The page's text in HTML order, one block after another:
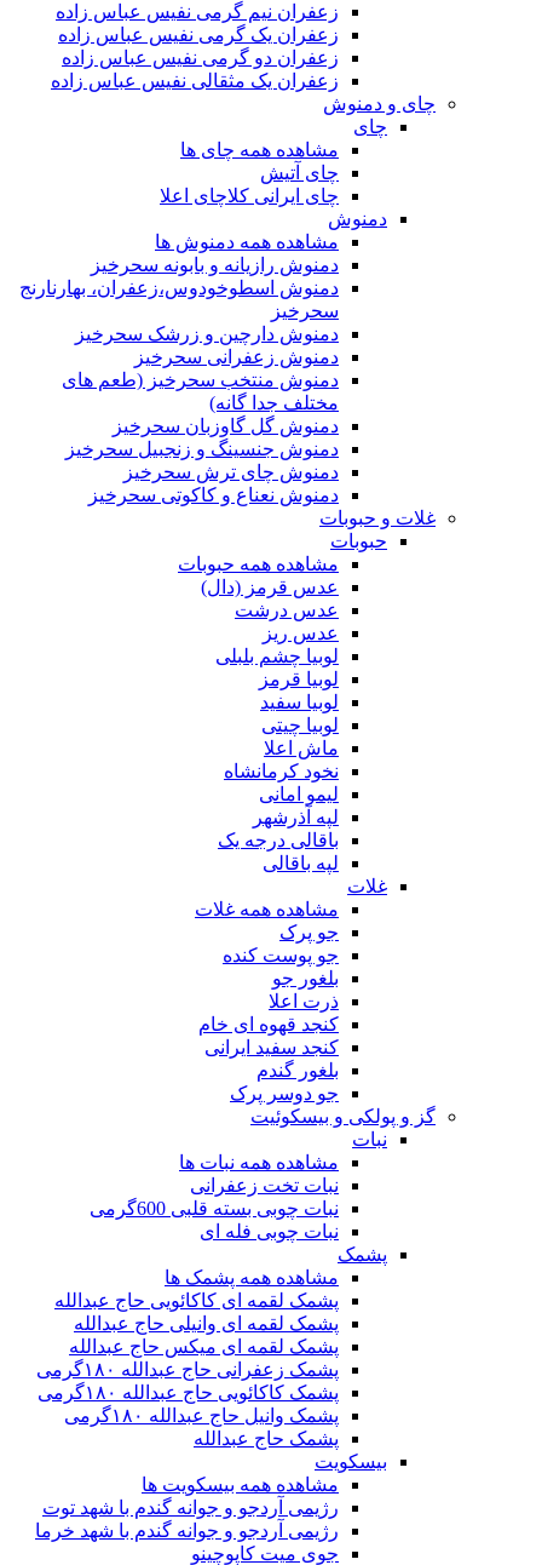
زعفران نیم گرمی نفیس عباس زاده
زعفران یک گرمی نفیس عباس زاده
زعفران دو گرمی نفیس عباس زاده
زعفران یک مثقالی نفیس عباس زاده
چای و دمنوش
چای
مشاهده همه چای ها
چای آتیش
چای ایرانی کلاچای اعلا
دمنوش
مشاهده همه دمنوش ها
دمنوش رازیانه و بابونه سحرخیز
دمنوش اسطوخودوس،زعفران، بهارنارنج
سحرخیز
دمنوش دارچین و زرشک سحرخیز
دمنوش زعفرانی سحرخیز
دمنوش منتخب سحرخیز (طعم های
مختلف جدا گانه)
دمنوش گل گاوزبان سحرخیز
دمنوش جنسینگ و زنجبیل سحرخیز
دمنوش چای ترش سحرخیز
دمنوش نعناع و کاکوتی سحرخیز
غلات و حبوبات
حبوبات
مشاهده همه حبوبات
عدس قرمز (دال)
عدس درشت
عدس ریز
لوبیا چشم بلبلی
لوبیا قرمز
لوبیا سفید
لوبیا چیتی
ماش اعلا
نخود کرمانشاه
لیمو امانی
لپه آذرشهر
باقالی درجه یک
لپه باقالی
غلات
مشاهده همه غلات
جو پرک
جو پوست کنده
بلغور جو
ذرت اعلا
کنجد قهوه ای خام
کنجد سفید ایرانی
بلغور گندم
جو دوسر پرک
گز و پولکی و بیسکوئیت
نبات
مشاهده همه نبات ها
نبات تخت زعفرانی
نبات چوبی بسته قلبی 600گرمی
نبات چوبی فله ای
پشمک
مشاهده همه پشمک ها
پشمک لقمه ای کاکائویی حاج عبدالله
پشمک لقمه ای وانیلی حاج عبدالله
پشمک لقمه ای میکس حاج عبدالله
پشمک زعفرانی حاج عبدالله ۱۸۰گرمی
پشمک کاکائویی حاج عبدالله ۱۸۰گرمی
پشمک وانیل حاج عبدالله ۱۸۰گرمی
پشمک حاج عبدالله
بیسکویت
مشاهده همه بیسکویت ها
رژیمی آردجو و جوانه گندم با شهد توت
رژیمی آردجو و جوانه گندم با شهد خرما
جوی میت کاپوچینو